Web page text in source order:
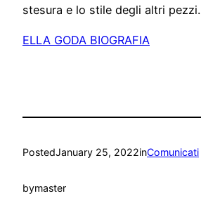
stesura e lo stile degli altri pezzi.
ELLA GODA BIOGRAFIA
PostedJanuary 25, 2022inComunicati
bymaster